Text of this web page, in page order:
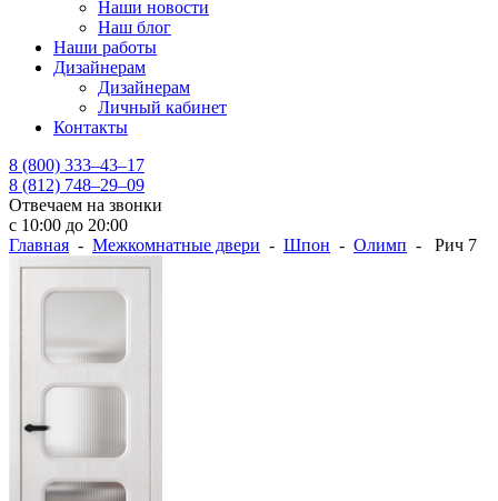
Наши новости
Наш блог
Наши работы
Дизайнерам
Дизайнерам
Личный кабинет
Контакты
8 (800) 333–43–17
8 (812) 748–29–09
Отвечаем на звонки
с 10:00 до 20:00
Главная - Межкомнатные двери - Шпон - Олимп - Рич 7